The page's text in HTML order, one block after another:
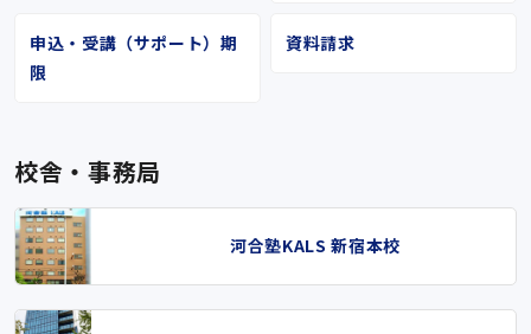
申込・受講（サポート）期
限
資料請求
校舎・事務局
河合塾KALS 新宿本校